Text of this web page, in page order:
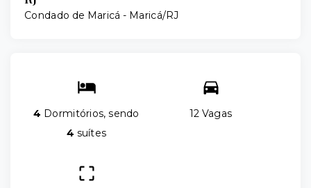
Condado de Maricá - Maricá/RJ
4 Dormitórios, sendo
4 suítes
12 Vagas